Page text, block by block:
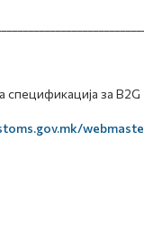
спецификација за B2G
webmaste